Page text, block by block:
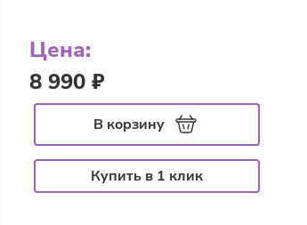
Цена:
8 990 ₽
В корзину
Купить в 1 клик